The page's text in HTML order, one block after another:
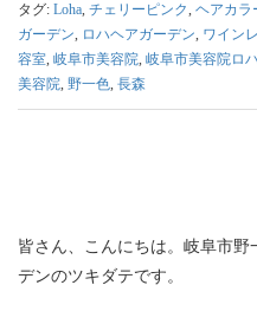
タグ: Loha, チェリーピンク, ヘアカラ
ガーデン, ロハヘアガーデン, ワイン
容室, 岐阜市美容院, 岐阜市美容院ロ
美容院, 野一色, 長森
皆さん、こんにちは。岐阜市
デンのツキダテです。